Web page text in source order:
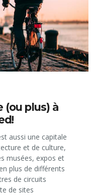
(ou plus) à
aussi une capitale
et de culture,
musées, expos et
plus de différents
de circuits
de sites